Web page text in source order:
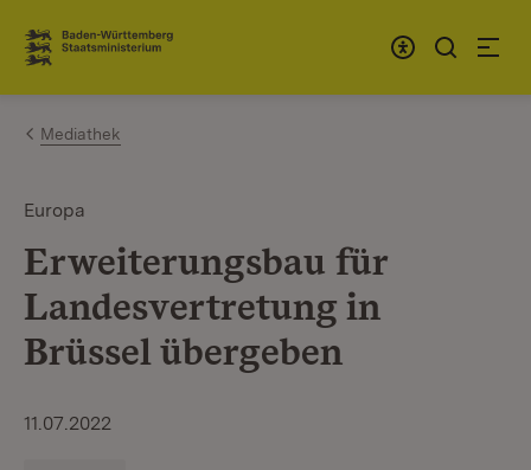
Zum Inhalt springen
Link zur Startseite
Mediathek
Europa
Erweiterungsbau für
Landesvertretung in
Brüssel übergeben
11.07.2022